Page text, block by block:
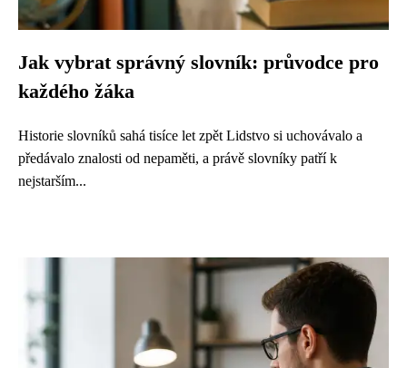
Jak vybrat správný slovník: průvodce pro
každého žáka
Historie slovníků sahá tisíce let zpět Lidstvo si uchovávalo a
předávalo znalosti od nepaměti, a právě slovníky patří k
nejstarším...